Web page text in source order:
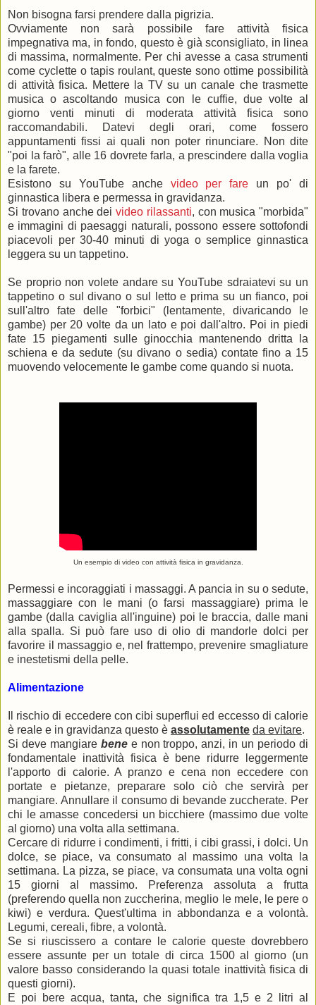
Non bisogna farsi prendere dalla pigrizia.
Ovviamente non sarà possibile fare attività fisica
impegnativa ma, in fondo, questo è già sconsigliato, in linea
di massima, normalmente. Per chi avesse a casa strumenti
come cyclette o tapis roulant, queste sono ottime possibilità
di attività fisica. Mettere la TV su un canale che trasmette
musica o ascoltando musica con le cuffie, due volte al
giorno venti minuti di moderata attività fisica sono
raccomandabili. Datevi degli orari, come fossero
appuntamenti fissi ai quali non poter rinunciare. Non dite
"poi la farò", alle 16 dovrete farla, a prescindere dalla voglia
e la farete.
Esistono su YouTube anche video per fare un po' di
ginnastica libera e permessa in gravidanza.
Si trovano anche dei video rilassanti, con musica "morbida"
e immagini di paesaggi naturali, possono essere sottofondi
piacevoli per 30-40 minuti di yoga o semplice ginnastica
leggera su un tappetino.
Se proprio non volete andare su YouTube sdraiatevi su un
tappetino o sul divano o sul letto e prima su un fianco, poi
sull'altro fate delle "forbici" (lentamente, divaricando le
gambe) per 20 volte da un lato e poi dall'altro. Poi in piedi
fate 15 piegamenti sulle ginocchia mantenendo dritta la
schiena e da sedute (su divano o sedia) contate fino a 15
muovendo velocemente le gambe come quando si nuota.
Un esempio di video con attività fisica in gravidanza.
Permessi e incoraggiati i massaggi. A pancia in su o sedute,
massaggiare con le mani (o farsi massaggiare) prima le
gambe (dalla caviglia all'inguine) poi le braccia, dalle mani
alla spalla. Si può fare uso di olio di mandorle dolci per
favorire il massaggio e, nel frattempo, prevenire smagliature
e inestetismi della pelle.
Alimentazione
Il rischio di eccedere con cibi superflui ed eccesso di calorie
è reale e in gravidanza questo è assolutamente da evitare.
Si deve mangiare bene e non troppo, anzi, in un periodo di
fondamentale inattività fisica è bene ridurre leggermente
l'apporto di calorie. A pranzo e cena non eccedere con
portate e pietanze, preparare solo ciò che servirà per
mangiare. Annullare il consumo di bevande zuccherate. Per
chi le amasse concedersi un bicchiere (massimo due volte
al giorno) una volta alla settimana.
Cercare di ridurre i condimenti, i fritti, i cibi grassi, i dolci. Un
dolce, se piace, va consumato al massimo una volta la
settimana. La pizza, se piace, va consumata una volta ogni
15 giorni al massimo. Preferenza assoluta a frutta
(preferendo quella non zuccherina, meglio le mele, le pere o
kiwi) e verdura. Quest'ultima in abbondanza e a volontà.
Legumi, cereali, fibre, a volontà.
Se si riuscissero a contare le calorie queste dovrebbero
essere assunte per un totale di circa 1500 al giorno (un
valore basso considerando la quasi totale inattività fisica di
questi giorni).
E poi bere acqua, tanta, che significa tra 1,5 e 2 litri al